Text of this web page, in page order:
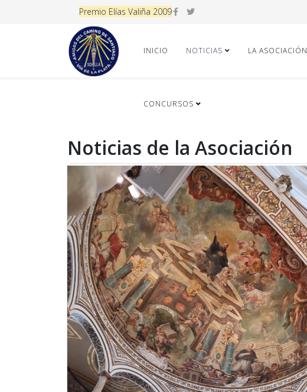
Premio Elías Valiña 2009
INICIO NOTICIAS LA ASOCIACIÓN
CONCURSOS
Noticias de la Asociación